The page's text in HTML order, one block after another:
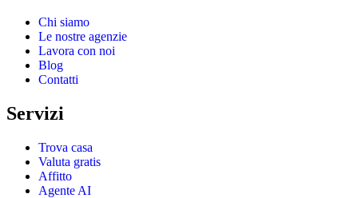
Chi siamo
Le nostre agenzie
Lavora con noi
Blog
Contatti
Servizi
Trova casa
Valuta gratis
Affitto
Agente AI